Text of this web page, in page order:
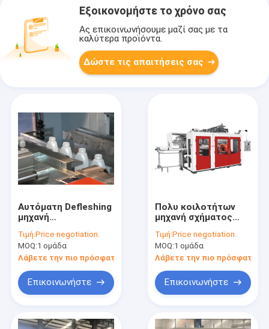
Εξοικονομήστε το χρόνο σας
Ας επικοινωνήσουμε μαζί σας με τα
καλύτερα προϊόντα.
Δώστε τις απαιτήσεις σας
Αυτόματη Defleshing
μηχανή
χτυπήματος
μπουκαλιών
συστημάτων
πλαστική για το
μπουκάλι λοσιόν
HDPE 2 στρώματος
Τιμή:Price negotiation.
MOQ:1 ομάδα
Λάβετε την πιο πρόσφατη τιμή
Επικοινωνήστε
Πολυ κοιλοτήτων
μηχανή σχήματος
εξώθησης αυτόματη
MP90FS IML για το
μπουκάλι
φυτοφαρμάκων
Τιμή:Price negotiation.
MOQ:1 ομάδα
Λάβετε την πιο πρόσφατη
Επικοινωνήστε